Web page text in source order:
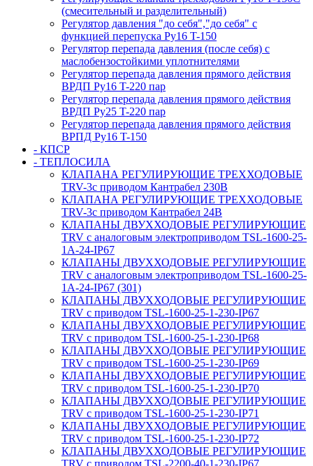
(смесительный и разделительный)
Регулятор давления "до себя","до себя" с
функцией перепуска Ру16 T-150
Регулятор перепада давления (после себя) c
маслобензостойкими уплотнителями
Регулятор перепада давления прямого действия
ВРДП Ру16 T-220 пар
Регулятор перепада давления прямого действия
ВРДП Ру25 T-220 пар
Регулятор перепада давления прямого действия
ВРПД Ру16 T-150
- КПСР
- ТЕПЛОСИЛА
КЛАПАНА РЕГУЛИРУЮЩИЕ ТРЕХХОДОВЫЕ
TRV-3с приводом Кантрабел 230B
КЛАПАНА РЕГУЛИРУЮЩИЕ ТРЕХХОДОВЫЕ
TRV-3с приводом Кантрабел 24B
КЛАПАНЫ ДВУХХОДОВЫЕ РЕГУЛИРУЮЩИЕ
TRV с аналоговым электроприводом TSL-1600-25-
1А-24-IP67
КЛАПАНЫ ДВУХХОДОВЫЕ РЕГУЛИРУЮЩИЕ
TRV с аналоговым электроприводом TSL-1600-25-
1А-24-IP67 (301)
КЛАПАНЫ ДВУХХОДОВЫЕ РЕГУЛИРУЮЩИЕ
TRV с приводом TSL-1600-25-1-230-IP67
КЛАПАНЫ ДВУХХОДОВЫЕ РЕГУЛИРУЮЩИЕ
TRV с приводом TSL-1600-25-1-230-IP68
КЛАПАНЫ ДВУХХОДОВЫЕ РЕГУЛИРУЮЩИЕ
TRV с приводом TSL-1600-25-1-230-IP69
КЛАПАНЫ ДВУХХОДОВЫЕ РЕГУЛИРУЮЩИЕ
TRV с приводом TSL-1600-25-1-230-IP70
КЛАПАНЫ ДВУХХОДОВЫЕ РЕГУЛИРУЮЩИЕ
TRV с приводом TSL-1600-25-1-230-IP71
КЛАПАНЫ ДВУХХОДОВЫЕ РЕГУЛИРУЮЩИЕ
TRV с приводом TSL-1600-25-1-230-IP72
КЛАПАНЫ ДВУХХОДОВЫЕ РЕГУЛИРУЮЩИЕ
TRV с приводом TSL-2200-40-1-230-IP67